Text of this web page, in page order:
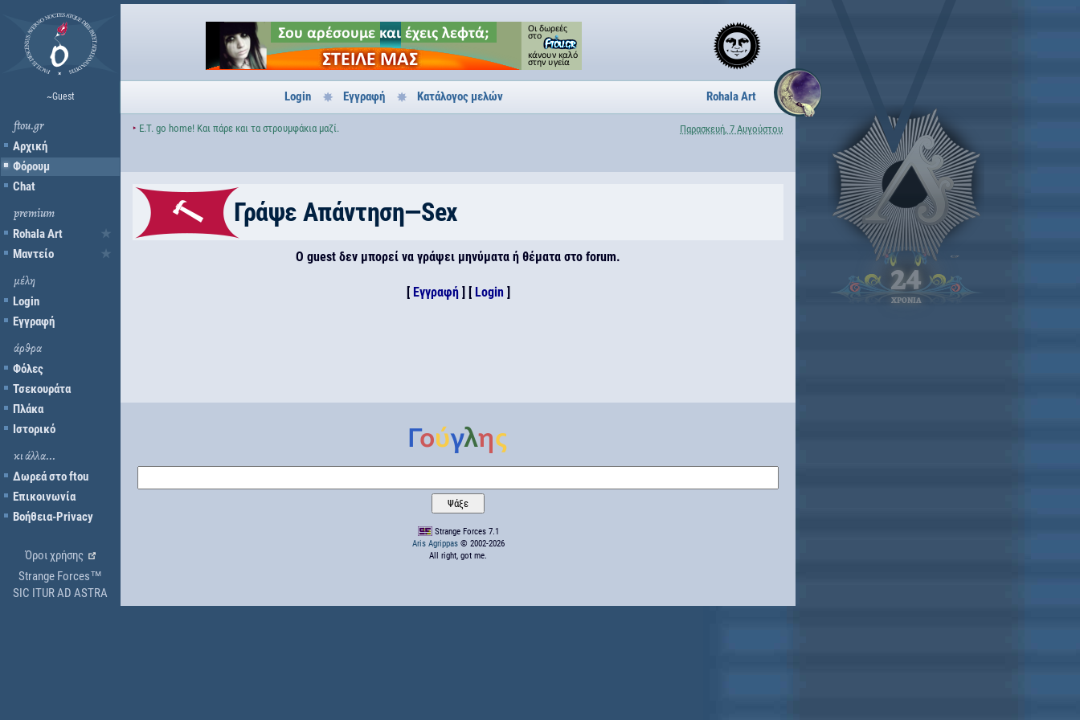
~Guest
ftou.gr
Αρχική
Φόρουμ
Chat
premium
Rohala Art
Μαντείο
μέλη
Login
Εγγραφή
άρθρα
Φόλες
Τσεκουράτα
Πλάκα
Ιστορικό
κι άλλα...
Δωρεά στο ftou
Επικοινωνία
Βοήθεια-Privacy
Όροι χρήσης
Strange Forces™
SIC ITUR AD ASTRA
Login Εγγραφή Κατάλογος μελών Rohala Art
‣ Ε.Τ. go home! Και πάρε και τα στρουμφάκια μαζί. Παρασκευή, 7 Αυγούστου
Γράψε Απάντηση—Sex
Ο guest δεν μπορεί να γράψει μηνύματα ή θέματα στο forum.
[ Εγγραφή] [ Login ]
Strange Forces 7.1
Aris Agrippas© 2002-2026
All right, got me.
24
ΧΡΟΝΙΑ